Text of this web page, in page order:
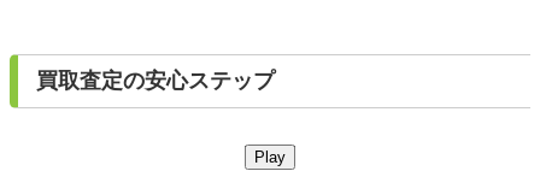
買取査定の安心ステップ
Play